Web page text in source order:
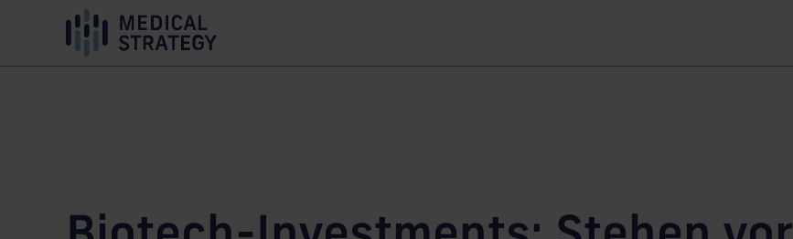
Links
Content
Navigation